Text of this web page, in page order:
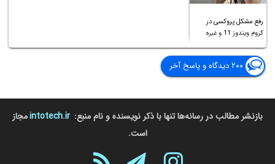
رفع مشکل پروکسی در
کروم ویندوز 11 و غیره
۲۰۰ دیدگاه و پاسخ آخر
بازنشر مطالب در رسانه‌ها تنها با ذکر نویسنده و نام منبع: intotech.irمجاز
است.